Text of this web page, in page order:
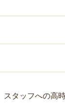
タッフへの高